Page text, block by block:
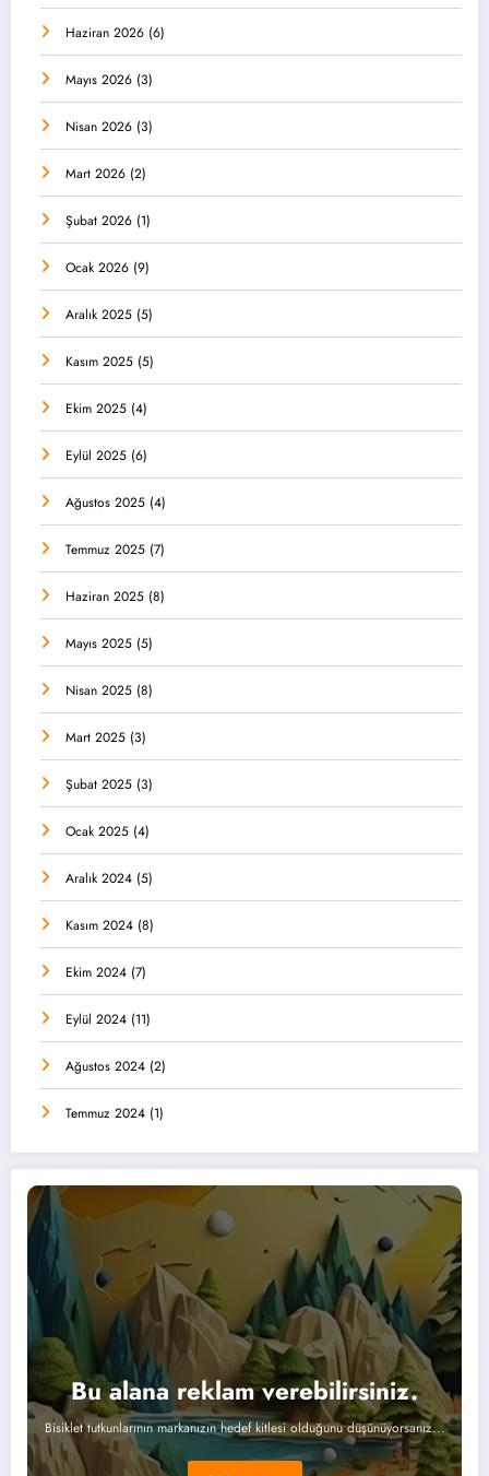
Haziran 2026 (6)
Mayıs 2026 (3)
Nisan 2026 (3)
Mart 2026 (2)
Şubat 2026 (1)
Ocak 2026 (9)
Aralık 2025 (5)
Kasım 2025 (5)
Ekim 2025 (4)
Eylül 2025 (6)
Ağustos 2025 (4)
Temmuz 2025 (7)
Haziran 2025 (8)
Mayıs 2025 (5)
Nisan 2025 (8)
Mart 2025 (3)
Şubat 2025 (3)
Ocak 2025 (4)
Aralık 2024 (5)
Kasım 2024 (8)
Ekim 2024 (7)
Eylül 2024 (11)
Ağustos 2024 (2)
Temmuz 2024 (1)
Bu alana reklam verebilirsiniz.
Bisiklet tutkunlarının markanızın hedef kitlesi olduğunu düşünüyorsanız...